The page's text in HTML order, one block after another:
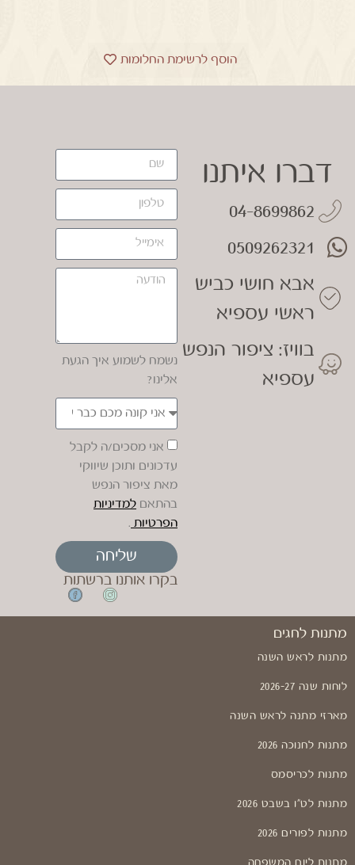
הוסף לרשימת החלומות
דברו איתנו
04-8699862
0509262321
אבא חושי כביש
ראשי עספיא
בוויז: ציפור הנפש
עספיא
נשמח לשמוע איך הגעת
אלינו?
אני מסכים/ה לקבל
עדכונים ותוכן שיווקי
מאת ציפור הנפש
בהתאם למדיניות
הפרטיות .
שליחה
בקרו אותנו ברשתות
מתנות לחגים
מתנות לראש השנה
לוחות שנה 2026-27
מארזי מתנה לראש השנה
מתנות לחנוכה 2026
מתנות לכריסמס
מתנות לט"ו בשבט 2026
מתנות לפורים 2026
מתנות ליום המשפחה